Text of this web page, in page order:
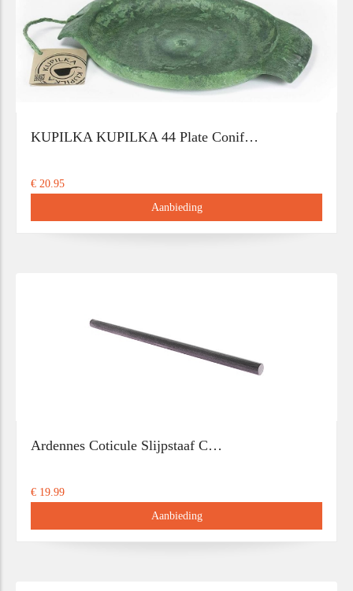
KUPILKA KUPILKA 44 Plate Conif…
€ 20.95
Aanbieding
Ardennes Coticule Slijpstaaf C…
€ 19.99
Aanbieding